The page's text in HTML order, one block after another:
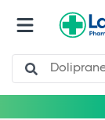
Search